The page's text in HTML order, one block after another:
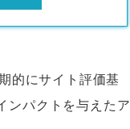
的にサイト評価基
ンパクトを与えたア